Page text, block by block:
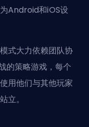
Android和iOS设
式大力依赖团队协
的策略游戏，每个
用他们与其他玩家
立。